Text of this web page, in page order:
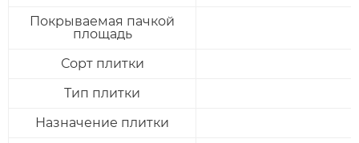
Покрываемая пачкой
площадь
Сорт плитки
Тип плитки
Назначение плитки